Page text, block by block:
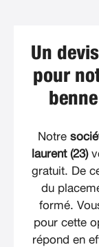
Un
pour
Notre
laurent (23)
gratuit. De
du
formé.
pour cette
répond en